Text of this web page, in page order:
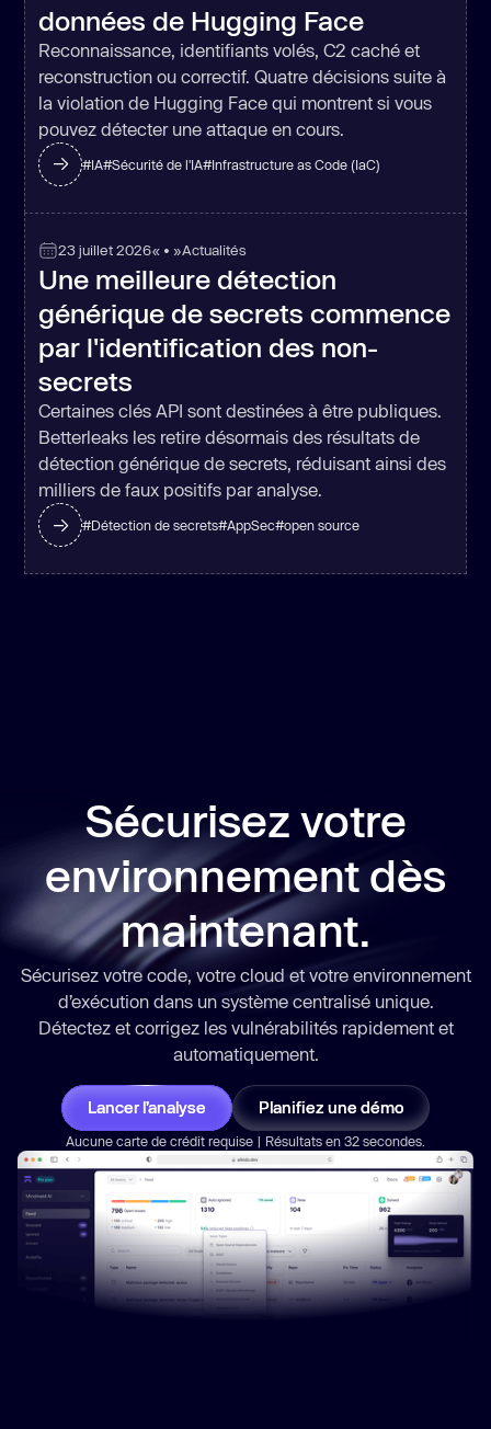
données de Hugging Face
Reconnaissance, identifiants volés, C2 caché et
reconstruction ou correctif. Quatre décisions suite à
la violation de Hugging Face qui montrent si vous
pouvez détecter une attaque en cours.
#IA#Sécurité de l'IA#Infrastructure as Code (IaC)
23 juillet 2026« • »Actualités
Une meilleure détection
générique de secrets commence
par l'identification des non-
secrets
Certaines clés API sont destinées à être publiques.
Betterleaks les retire désormais des résultats de
détection générique de secrets, réduisant ainsi des
milliers de faux positifs par analyse.
#Détection de secrets#AppSec#open source
Sécurisez votre
environnement dès
maintenant.
Sécurisez votre code, votre cloud et votre environnement
d’exécution dans un système centralisé unique.
Détectez et corrigez les vulnérabilités rapidementet
automatiquement.
Lancer l’analyse Planifiez une démo
Aucune carte de crédit requise | Résultats en 32 secondes.